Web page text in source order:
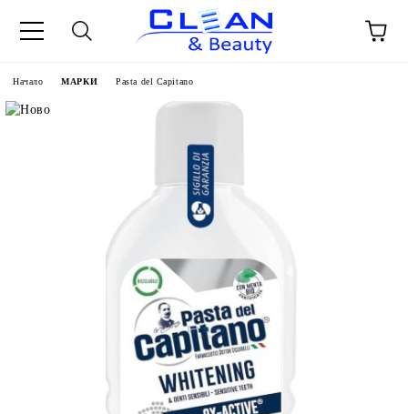
Начало МАРКИ Pasta del Capitano